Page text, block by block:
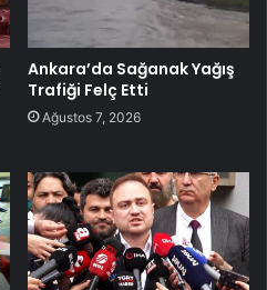
Ankara’da Sağanak Yağış
Trafiği Felç Etti
Ağustos 7, 2026